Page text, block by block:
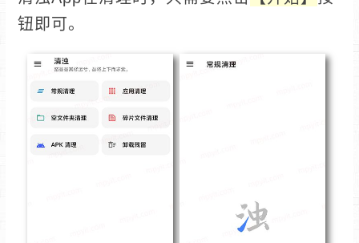
钮即可。